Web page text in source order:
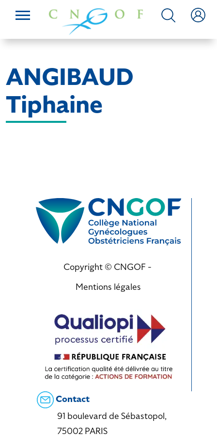
ANGIBAUD
Tiphaine
Copyright © CNGOF -
Mentions légales
Contact
91 boulevard de Sébastopol,
75002 PARIS